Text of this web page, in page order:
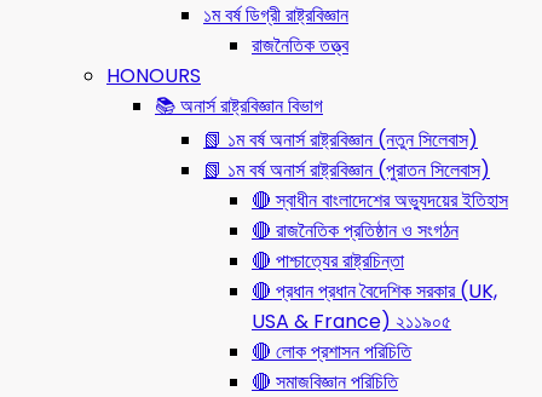
১ম বর্ষ ডিগ্রী রাষ্ট্রবিজ্ঞান
রাজনৈতিক তত্ত্ব
HONOURS
📚 অনার্স রাষ্ট্রবিজ্ঞান বিভাগ
📗 ১ম বর্ষ অনার্স রাষ্ট্রবিজ্ঞান (নতুন সিলেবাস)
📗 ১ম বর্ষ অনার্স রাষ্ট্রবিজ্ঞান (পুরাতন সিলেবাস)
🔴 স্বাধীন বাংলাদেশের অভ্যুদয়ের ইতিহাস
🔴 রাজনৈতিক প্রতিষ্ঠান ও সংগঠন
🔴 পাশ্চাত্যের রাষ্ট্রচিন্তা
🔴 প্রধান প্রধান বৈদেশিক সরকার (UK,
USA & France) ২১১৯০৫
🔴 লোক প্রশাসন পরিচিতি
🔴 সমাজবিজ্ঞান পরিচিতি